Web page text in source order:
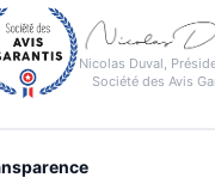
Nicolas Duval,
Société des Avis